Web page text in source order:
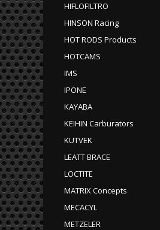
HIFLOFILTRO
HINSON Racing
HOT RODS Products
HOTCAMS
IMS
IPONE
KAYABA
KEIHIN Carburators
KUTVEK
LEATT BRACE
LOCTITE
MATRIX Concepts
MECACYL
METZELER